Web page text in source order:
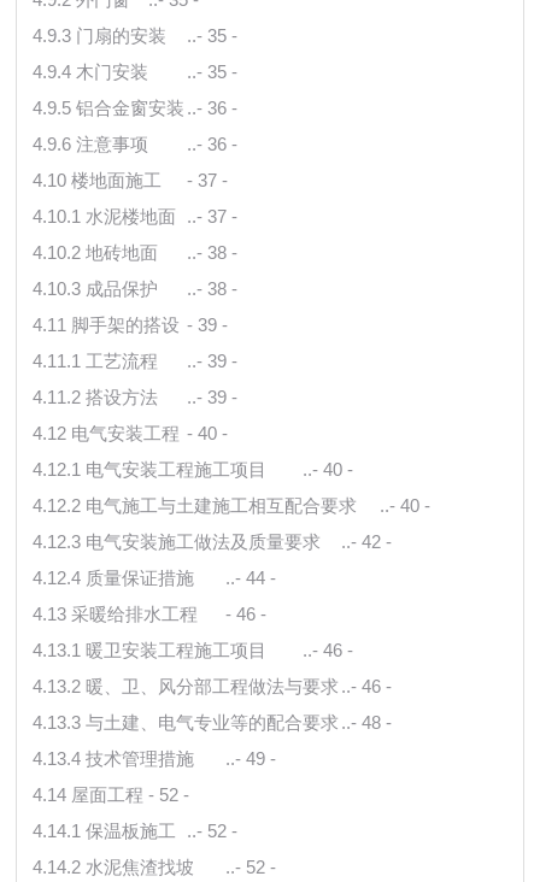
4.9.3 门扇的安装
..- 35 -
4.9.4 木门安装
..- 35 -
4.9.5 铝合金窗安装 ..- 36 -
4.9.6 注意事项
..- 36 -
4.10 楼地面施工
- 37 -
4.10.1 水泥楼地面 ..- 37 -
4.10.2 地砖地面
..- 38 -
4.10.3 成品保护
..- 38 -
4.11 脚手架的搭设 - 39 -
4.11.1 工艺流程
..- 39 -
4.11.2 搭设方法
..- 39 -
4.12 电气安装工程 - 40 -
4.12.1 电气安装工程施工项目
..- 40 -
4.12.2 电气施工与土建施工相互配合要求
..- 40 -
4.12.3 电气安装施工做法及质量要求
..- 42 -
4.12.4 质量保证措施
..- 44 -
4.13 采暖给排水工程
- 46 -
4.13.1 暖卫安装工程施工项目
..- 46 -
4.13.2 暖、卫、风分部工程做法与要求 ..- 46 -
4.13.3 与土建、电气专业等的配合要求 ..- 48 -
4.13.4 技术管理措施
..- 49 -
4.14 屋面工程 - 52 -
4.14.1 保温板施工
..- 52 -
4.14.2 水泥焦渣找坡
..- 52 -